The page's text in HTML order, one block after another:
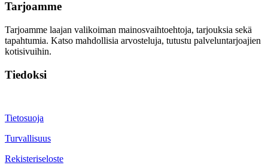
Tarjoamme
Tarjoamme laajan valikoiman mainosvaihtoehtoja, tarjouksia sekä
tapahtumia. Katso mahdollisia arvosteluja, tutustu palveluntarjoajien
kotisivuihin.
Tiedoksi
Tietosuoja
Turvallisuus
Rekisteriseloste